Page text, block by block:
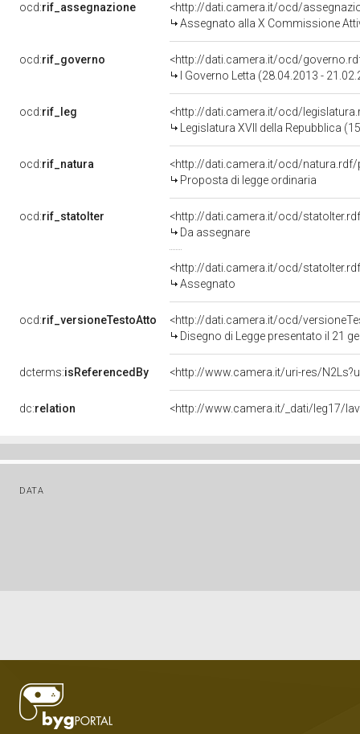
ocd:rif_assegnazione
<http://dati.camera.it/ocd/
Assegnato alla X Commissione
ocd:rif_governo
<http://dati.camera.it/ocd/
I Governo Letta (28.04.2013 -
ocd:rif_leg
<http://dati.camera.it/ocd/
Legislatura XVII della Repubblica
ocd:rif_natura
<http://dati.camera.it/ocd/natura.rdf/
Proposta di legge ordinaria
ocd:rif_statoIter
<http://dati.camera.it/ocd/
Da assegnare
<http://dati.camera.it/ocd/
Assegnato
ocd:rif_versioneTestoAtto
<http://dati.camera.it/ocd/
Disegno di Legge presentato il 21
dcterms:isReferencedBy <http://www.camera.it/uri-res/
dc:relation <http://www.camera.it/_dati/leg17/
DATA